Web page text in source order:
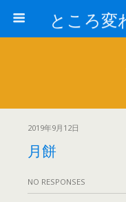
2019年9月12日
月餅
NO RESPONSES